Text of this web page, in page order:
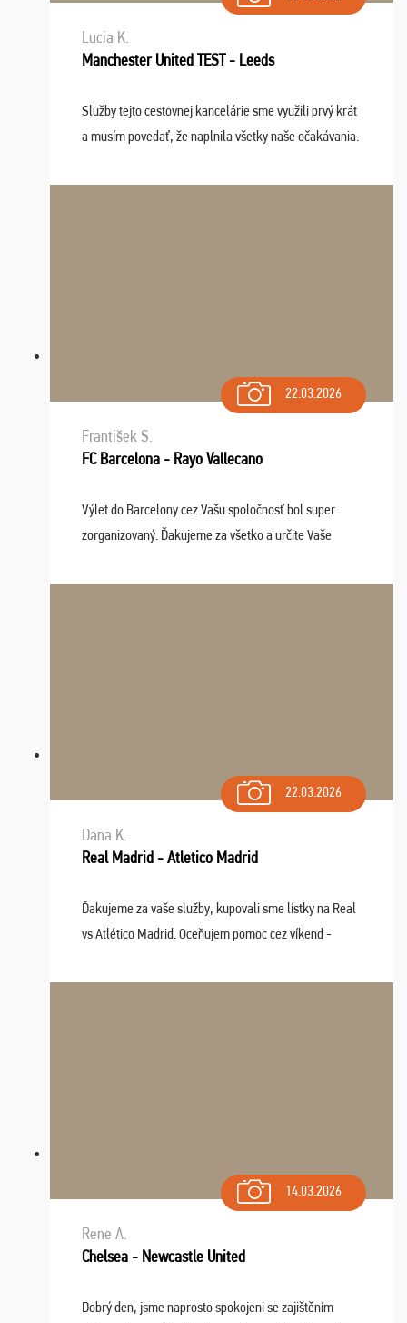
Lucia K.
Manchester United TEST - Leeds
Služby tejto cestovnej kancelárie sme využili prvý krát
a musím povedať, že naplnila všetky naše očakávania.
dispozícii nonstop (milí, profesionálni ...
22.03.2026
František S.
FC Barcelona - Rayo Vallecano
Výlet do Barcelony cez Vašu spoločnosť bol super
zorganizovaný. Ďakujeme za všetko a určite Vaše
22.03.2026
Dana K.
Real Madrid - Atletico Madrid
Ďakujeme za vaše služby, kupovali sme lístky na Real
vs Atlético Madrid. Oceňujem pomoc cez víkend -
spokojnosti. Sedenie bolo dobré, štadión Barnabéu ...
14.03.2026
Rene A.
Chelsea - Newcastle United
Dobrý den, jsme naprosto spokojeni se zajištěním